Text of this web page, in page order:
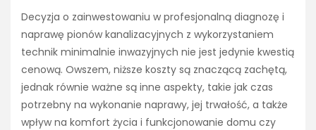
Decyzja o zainwestowaniu w profesjonalną diagnozę i
naprawę pionów kanalizacyjnych z wykorzystaniem
technik minimalnie inwazyjnych nie jest jedynie kwestią
cenową. Owszem, niższe koszty są znaczącą zachętą,
jednak równie ważne są inne aspekty, takie jak czas
potrzebny na wykonanie naprawy, jej trwałość, a także
wpływ na komfort życia i funkcjonowanie domu czy